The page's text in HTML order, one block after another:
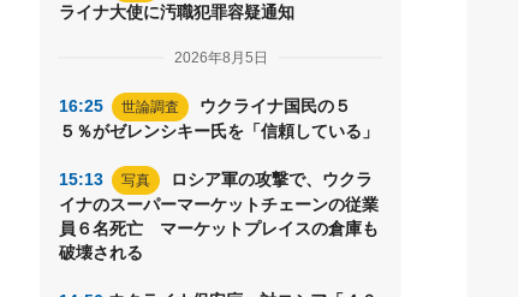
ライナ大使に汚職犯罪容疑通知
2026年8月5日
16:25 世論調査
ウクライナ国民の５
５％がゼレンシキー氏を「信頼している」
15:13 写真
ロシア軍の攻撃で、ウクラ
イナのスーパーマーケットチェーンの従業
員６名死亡 マーケットプレイスの倉庫も
破壊される